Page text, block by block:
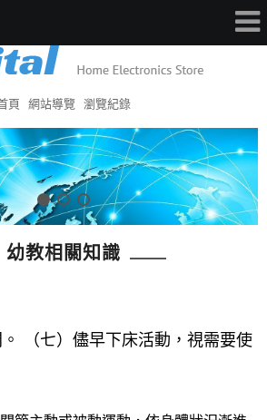
頁 網站導覽 瀏覽紀錄
幼教相關知識
（七）儘早下床活動，視需要使